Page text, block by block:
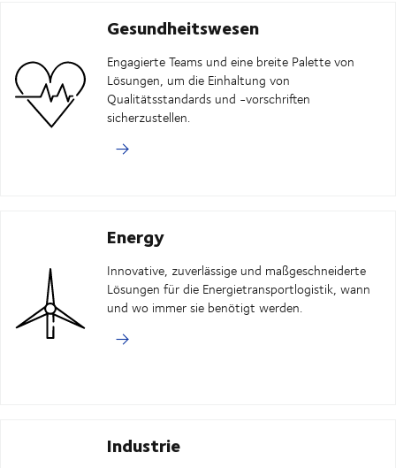
Gesundheitswesen
Engagierte Teams und eine breite Palette von
Lösungen, um die Einhaltung von
Qualitätsstandards und -vorschriften
sicherzustellen.
Energy
Innovative, zuverlässige und maßgeschneiderte
Lösungen für die Energietransportlogistik, wann
und wo immer sie benötigt werden.
Industrie